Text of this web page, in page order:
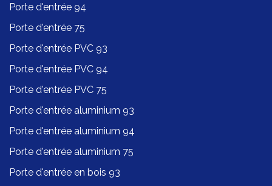
Porte d'entrée 94
Porte d'entrée 75
Porte d'entrée PVC 93
Porte d'entrée PVC 94
Porte d'entrée PVC 75
Porte d'entrée aluminium 93
Porte d'entrée aluminium 94
Porte d'entrée aluminium 75
Porte d'entrée en bois 93